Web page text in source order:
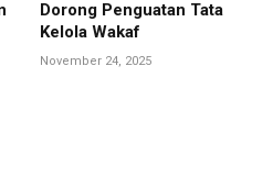
Dorong Penguatan Tata
Kelola Wakaf
November 24, 2025